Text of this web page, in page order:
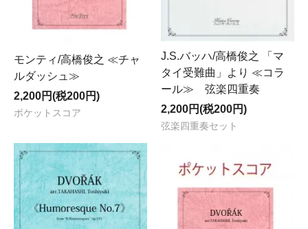
モンティ/高橋俊之 ≪チャ
ルダッシュ≫
2,200円(税200円)
ポケットスコア
J.S.バッハ/高橋俊之 「マ
タイ受難曲」より ≪コラ
ール≫ 弦楽四重奏
2,200円(税200円)
弦楽四重奏セット